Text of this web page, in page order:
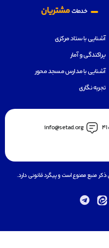
خدماتمشتریان
آشنایی با ستاد مرکزی
پراکندگی و آمار
آشنایی با مدارس مسجد محور
تجربه نگاری
info@setad.org
منبع ممنوع است و پیگرد قانونی دارد.